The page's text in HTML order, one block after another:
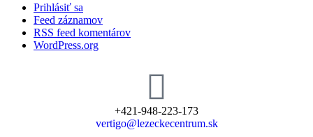
Prihlásiť sa
Feed záznamov
RSS feed komentárov
WordPress.org
+421-948-223-173
vertigo@lezeckecentrum.sk